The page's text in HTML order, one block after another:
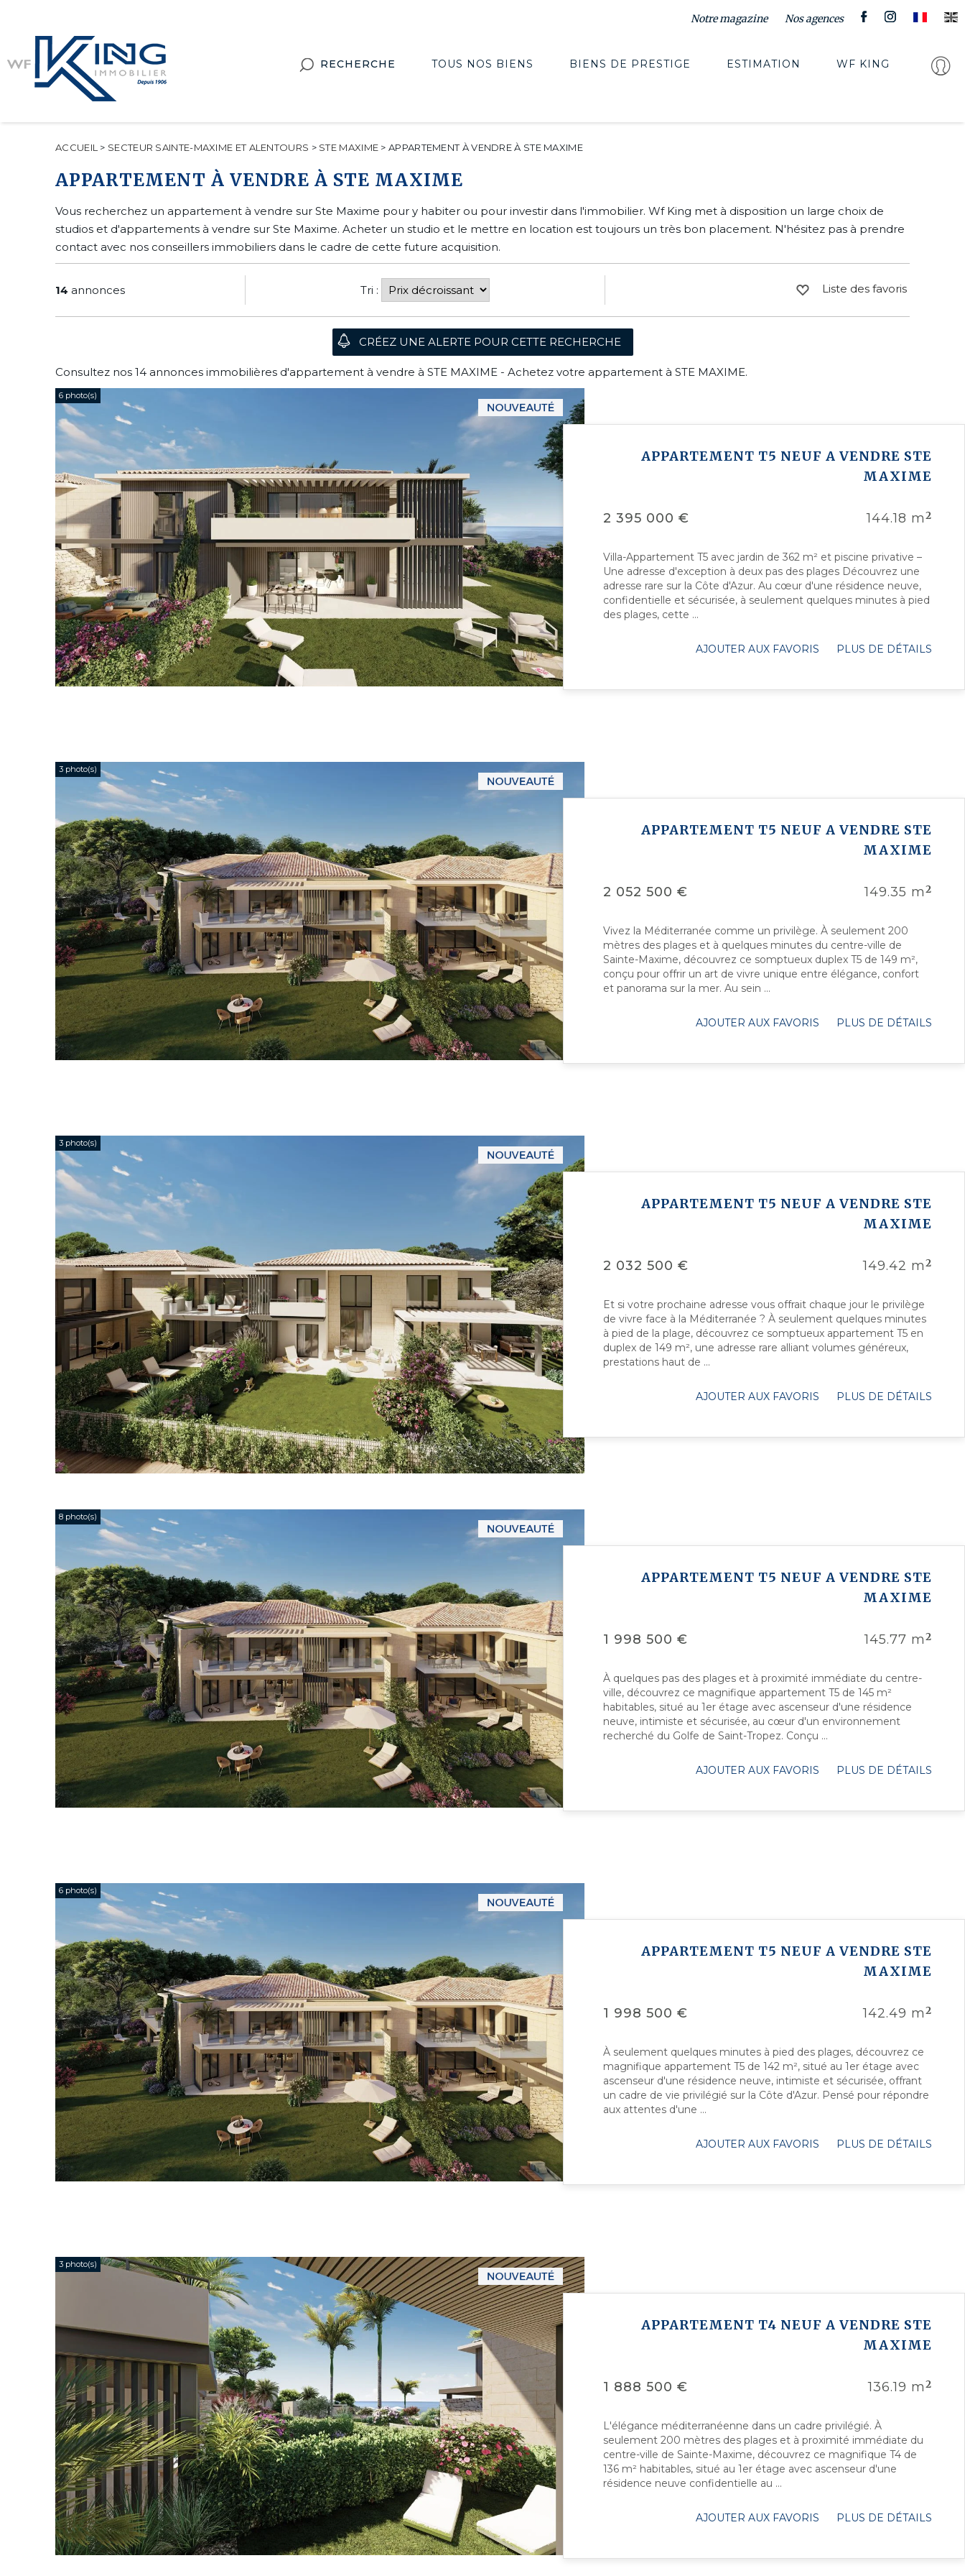
Notre magazine Nos agences
RECHERCHE TOUS NOS BIENS BIENS DE PRESTIGE ESTIMATION WF KING
ACCUEIL > SECTEUR SAINTE-MAXIME ET ALENTOURS > STE MAXIME >APPARTEMENT À VENDRE À STE MAXIME
APPARTEMENT À VENDRE À STE MAXIME
Vous recherchez un appartement à vendre sur Ste Maxime pour y habiter ou pour investir dans l'immobilier. Wf King met à disposition un large choix de
studios et d'appartements à vendre sur Ste Maxime. Acheter un studio et le mettre en location est toujours un très bon placement. N'hésitez pas à prendre
contact avec nos conseillers immobiliers dans le cadre de cette future acquisition.
14 annonces Tri : Liste des favoris
Consultez nos 14 annonces immobilières d'appartement à vendre à STE MAXIME - Achetez votre appartement à STE MAXIME.
6 photo(s)
APPARTEMENT T5 NEUF A VENDRE STE
MAXIME
144.18 m2
2 395 000 €
Villa-Appartement T5 avec jardin de 362 m² et piscine privative –
Une adresse d'exception à deux pas des plages Découvrez une
adresse rare sur la Côte d'Azur. Au cœur d'une résidence neuve,
confidentielle et sécurisée, à seulement quelques minutes à pied
des plages, cette ...
AJOUTER AUX FAVORIS PLUS DE DÉTAILS
3 photo(s)
APPARTEMENT T5 NEUF A VENDRE STE
MAXIME
149.35 m2
2 052 500 €
Vivez la Méditerranée comme un privilège. À seulement 200
mètres des plages et à quelques minutes du centre-ville de
Sainte-Maxime, découvrez ce somptueux duplex T5 de 149 m²,
conçu pour offrir un art de vivre unique entre élégance, confort
et panorama sur la mer. Au sein ...
AJOUTER AUX FAVORIS PLUS DE DÉTAILS
3 photo(s)
APPARTEMENT T5 NEUF A VENDRE STE
MAXIME
149.42 m2
2 032 500 €
Et si votre prochaine adresse vous offrait chaque jour le privilège
de vivre face à la Méditerranée ? À seulement quelques minutes
à pied de la plage, découvrez ce somptueux appartement T5 en
duplex de 149 m², une adresse rare alliant volumes généreux,
prestations haut de ...
AJOUTER AUX FAVORIS PLUS DE DÉTAILS
8 photo(s)
APPARTEMENT T5 NEUF A VENDRE STE
MAXIME
145.77 m2
1 998 500 €
À quelques pas des plages et à proximité immédiate du centre-
ville, découvrez ce magnifique appartement T5 de 145 m²
habitables, situé au 1er étage avec ascenseur d'une résidence
neuve, intimiste et sécurisée, au cœur d'un environnement
recherché du Golfe de Saint-Tropez. Conçu ...
AJOUTER AUX FAVORIS PLUS DE DÉTAILS
6 photo(s)
APPARTEMENT T5 NEUF A VENDRE STE
MAXIME
142.49 m2
1 998 500 €
À seulement quelques minutes à pied des plages, découvrez ce
magnifique appartement T5 de 142 m², situé au 1er étage avec
ascenseur d'une résidence neuve, intimiste et sécurisée, offrant
un cadre de vie privilégié sur la Côte d'Azur. Pensé pour répondre
aux attentes d'une ...
AJOUTER AUX FAVORIS PLUS DE DÉTAILS
3 photo(s)
APPARTEMENT T4 NEUF A VENDRE STE
MAXIME
136.19 m2
1 888 500 €
L'élégance méditerranéenne dans un cadre privilégié. À
seulement 200 mètres des plages et à proximité immédiate du
centre-ville de Sainte-Maxime, découvrez ce magnifique T4 de
136 m² habitables, situé au 1er étage avec ascenseur d'une
résidence neuve confidentielle au ...
AJOUTER AUX FAVORIS PLUS DE DÉTAILS